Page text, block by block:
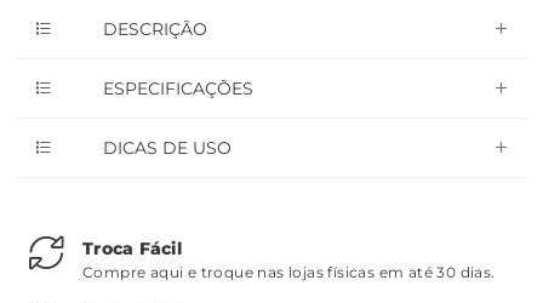
DESCRIÇÃO
ESPECIFICAÇÕES
DICAS DE USO
Troca Fácil
Compre aqui e troque nas lojas físicas em até 30 dias.